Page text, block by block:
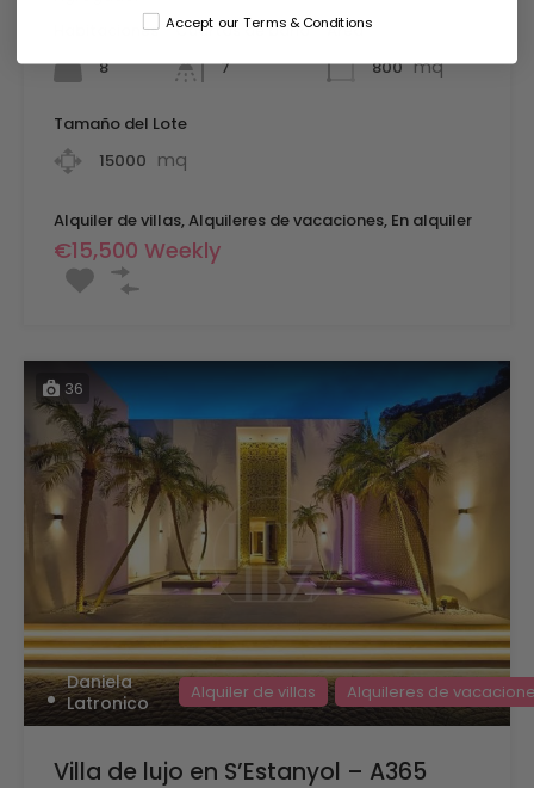
Habitaciones
8
Cuartos de baño
7
Área
800 mq
Tamaño del Lote
15000 mq
Alquiler de villas, Alquileres de vacaciones, En alquiler
€15,500 Weekly
36
Daniela
Latronico
Alquiler de villas Alquileres de
Villa de lujo en S’Estanyol – A365
Accept our Terms & Conditions